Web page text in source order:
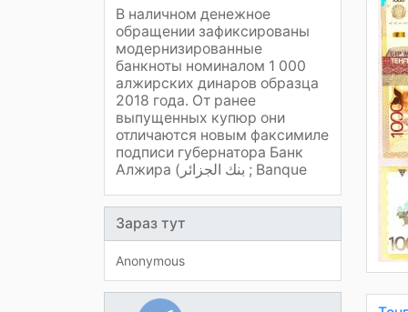
В наличном денежное
обращении зафиксированы
модернизированные
банкноты номиналом 1 000
алжирских динаров образца
2018 года. От ранее
выпущенных купюр они
отличаются новым факсимиле
подписи губернатора Банк
Алжира (بنك الجزائر ; Banque
Зараз тут
Anonymous